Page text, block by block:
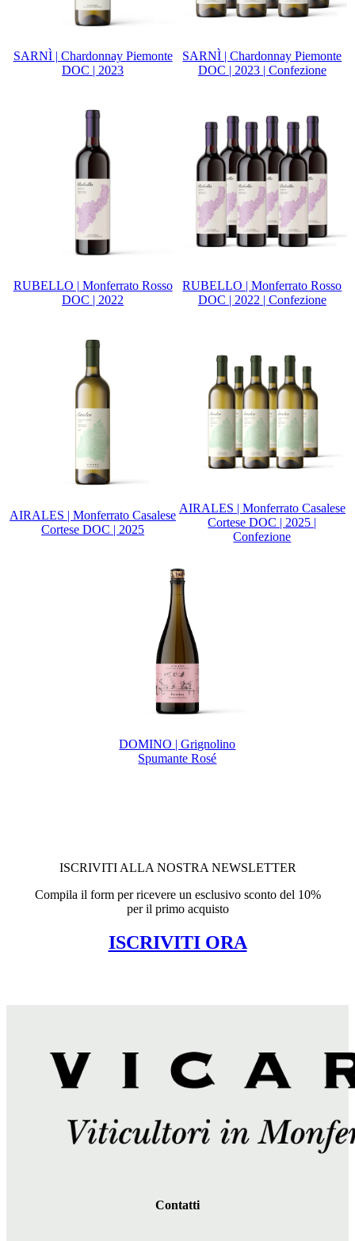
SARNÌ | Chardonnay Piemonte
DOC | 2023
SARNÌ | Chardonnay Piemonte
DOC | 2023 | Confezione
RUBELLO | Monferrato Rosso
DOC | 2022
RUBELLO | Monferrato Rosso
DOC | 2022 | Confezione
AIRALES | Monferrato Casalese
Cortese DOC | 2025
AIRALES | Monferrato Casalese
Cortese DOC | 2025 |
Confezione
DOMINO | Grignolino
Spumante Rosé
ISCRIVITI ALLA NOSTRA NEWSLETTER
Compila il form per ricevere un esclusivo sconto del 10%
per il primo acquisto
ISCRIVITI ORA
Contatti